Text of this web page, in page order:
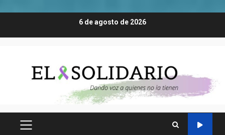
6 de agosto de 2026
MENÚ